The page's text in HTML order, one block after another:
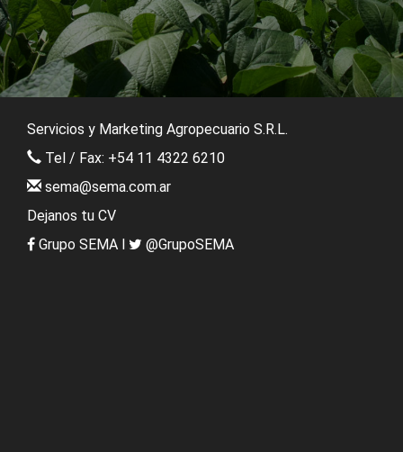
Servicios y Marketing Agropecuario S.R.L.
Tel / Fax: +54 11 4322 6210
sema@sema.com.ar
Dejanos tu CV
Grupo SEMA l @GrupoSEMA